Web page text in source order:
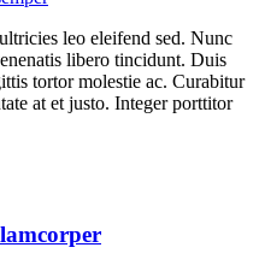
leo eleifend sed. Nunc
libero tincidunt. Duis
tortor molestie ac. Curabitur
at et justo. Integer porttitor